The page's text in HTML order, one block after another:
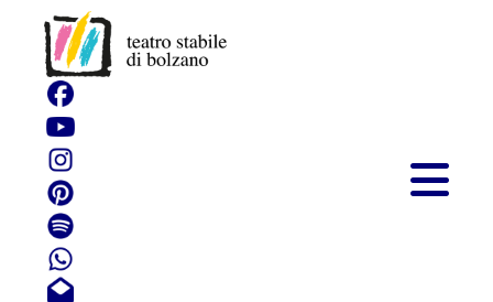
Wonderland
Le conseguenze di una scelta, il
coraggio di prendere una decisione